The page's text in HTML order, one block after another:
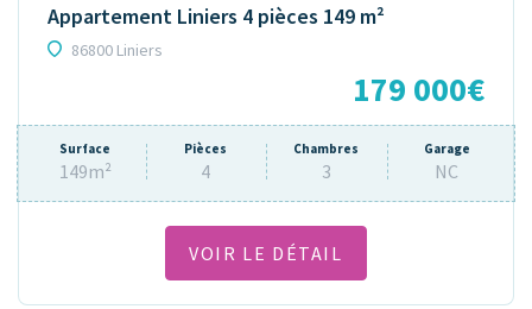
Appartement Liniers 4 pièces 149 m²
86800 Liniers
179 000€
Surface
149m²
Pièces
4
Chambres
3
Garage
NC
VOIR LE DÉTAIL